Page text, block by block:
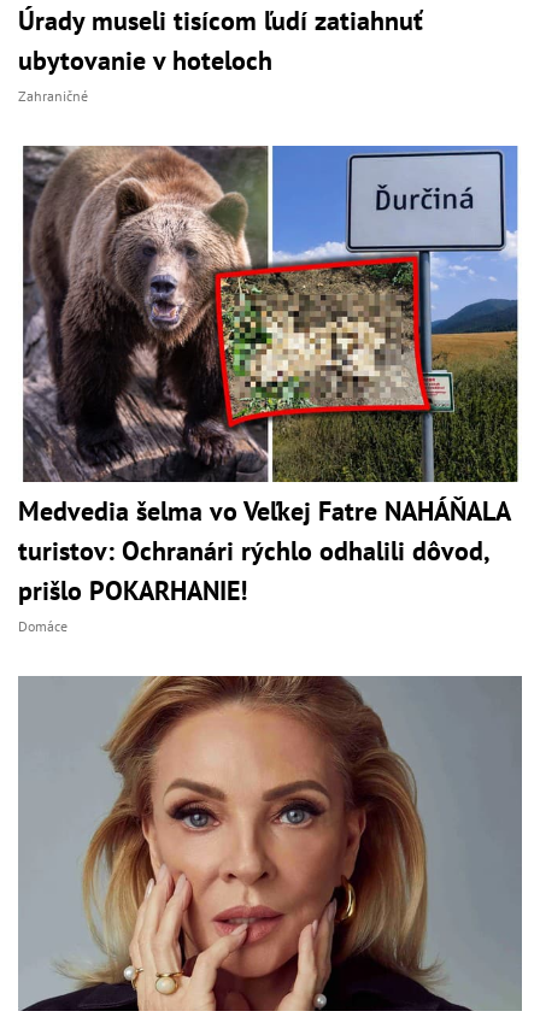
Úrady museli tisícom ľudí zatiahnuť
ubytovanie v hoteloch
Zahraničné
Medvedia šelma vo Veľkej Fatre NAHÁŇALA
turistov: Ochranári rýchlo odhalili dôvod,
prišlo POKARHANIE!
Domáce